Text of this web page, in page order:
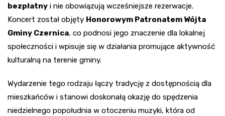
bezpłatny i nie obowiązują wcześniejsze rezerwacje.
Koncert został objęty Honorowym Patronatem Wójta
Gminy Czernica, co podnosi jego znaczenie dla lokalnej
społeczności i wpisuje się w działania promujące aktywność
kulturalną na terenie gminy.
Wydarzenie tego rodzaju łączy tradycję z dostępnością dla
mieszkańców i stanowi doskonałą okazję do spędzenia
niedzielnego popołudnia w otoczeniu muzyki, która od